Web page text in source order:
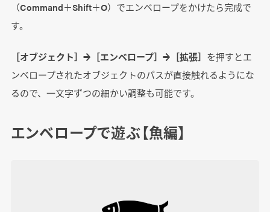
（Command＋Shift＋O）でエンベロープをかけたら完成で
す。
［オブジェクト］→［エンベロープ］→［拡張］ を押すとエ
ンベロープされたオブジェクトのパスが直接触れるようにな
るので、一文字ずつの細かい調整も可能です。
エンベロープで遊ぶ【魚編】